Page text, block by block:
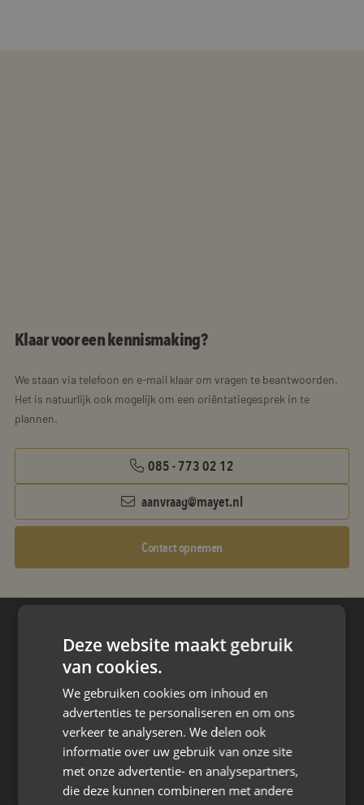
Klaar voor een kennismaking?
We staan via telefoon en e-mail klaar om vragen te beantwoorden.
Het is natuurlijk ook mogelijk om een oriëntatiegesprek in te
plannen.
085 - 773 02 12
aanvraag@mayet.nl
Contact opnemen
Hoofdkantoor
Den Berg 16A
4661 KZ Halsteren,
085 - 773 02 12
aanvraag@mayet.nl
Deze website maakt gebruik
van cookies.
We gebruiken cookies om inhoud en
advertenties te personaliseren en om ons
verkeer te analyseren. We delen ook
informatie over uw gebruik van onze site
met onze advertentie- en analysepartners,
die deze kunnen combineren met andere